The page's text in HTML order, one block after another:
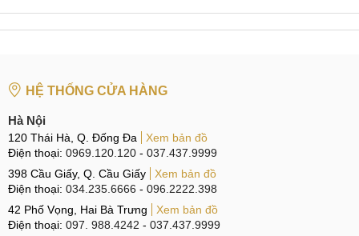
HỆ THỐNG CỬA HÀNG
Hà Nội
120 Thái Hà, Q. Đống Đa
Xem bản đồ
Điện thoại: 0969.120.120 - 037.437.9999
398 Cầu Giấy, Q. Cầu Giấy
Xem bản đồ
Điện thoại: 034.235.6666 - 096.2222.398
42 Phố Vọng, Hai Bà Trưng
Xem bản đồ
Điện thoại: 097. 988.4242 - 037.437.9999